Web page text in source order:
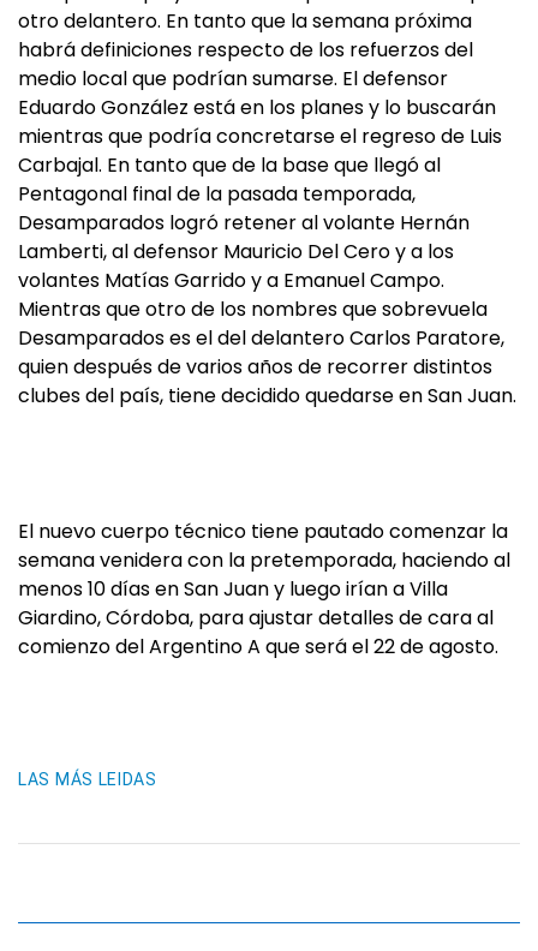
otro delantero. En tanto que la semana próxima
habrá definiciones respecto de los refuerzos del
medio local que podrían sumarse. El defensor
Eduardo González está en los planes y lo buscarán
mientras que podría concretarse el regreso de Luis
Carbajal. En tanto que de la base que llegó al
Pentagonal final de la pasada temporada,
Desamparados logró retener al volante Hernán
Lamberti, al defensor Mauricio Del Cero y a los
volantes Matías Garrido y a Emanuel Campo.
Mientras que otro de los nombres que sobrevuela
Desamparados es el del delantero Carlos Paratore,
quien después de varios años de recorrer distintos
clubes del país, tiene decidido quedarse en San Juan.
El nuevo cuerpo técnico tiene pautado comenzar la
semana venidera con la pretemporada, haciendo al
menos 10 días en San Juan y luego irían a Villa
Giardino, Córdoba, para ajustar detalles de cara al
comienzo del Argentino A que será el 22 de agosto.
LAS MÁS LEIDAS